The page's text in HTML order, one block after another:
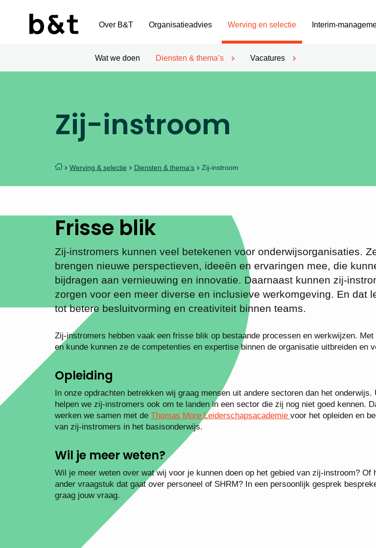
Over B&T Organisatieadvies Werving en selectie
Wat we doen Diensten & thema’s Vacatures
Interim-
Zij-instroom
Werving & selectie Diensten & thema’s Zij-instroom
Frisse blik
Zij-instromers kunnen veel betekenen voor onderwijsorganisaties.
brengen nieuwe perspectieven, ideeën en ervaringen mee, die
bijdragen aan vernieuwing en innovatie. Daarnaast kunnen zij-
zorgen voor een meer diverse en inclusieve werkomgeving. En dat
tot betere besluitvorming en creativiteit binnen teams.
Zij-instromers hebben vaak een frisse blik op bestaande processen en werkwijzen. Met
en kunde kunnen ze de competenties en expertise binnen de organisatie uitbreiden en
Opleiding
In onze opdrachten betrekken wij graag mensen uit andere sectoren dan het onderwijs.
helpen we zij-instromers ook om te landen in een sector die zij nog niet goed kennen.
werken we samen met de Thomas More Leiderschapsacademie voor het opleiden en
van zij-instromers in het basisonderwijs.
Wil je meer weten?
Wil je meer weten over wat wij voor je kunnen doen op het gebied van zij-instroom? Of
ander vraagstuk dat gaat over personeel of SHRM? In een persoonlijk gesprek
graag jouw vraag.